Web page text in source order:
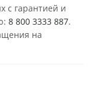
с гарантией и
8 800 3333 887.
на